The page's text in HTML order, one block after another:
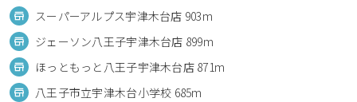
スーパーアルプス宇津木台店 903m
ジェーソン八王子宇津木台店 899m
ほっともっと八王子宇津木台店 871m
八王子市立宇津木台小学校 685m